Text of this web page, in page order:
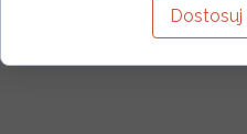
Dostosuj